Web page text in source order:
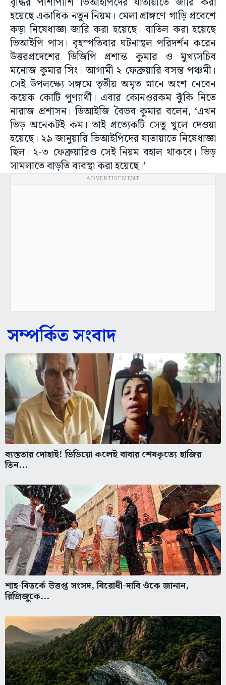
হয়েছে একাধিক নতুন নিয়ম। মেলা প্রাঙ্গণে গাড়ি প্রবেশে
কড়া নিষেধাজ্ঞা জারি করা হয়েছে। বাতিল করা হয়েছে
ভিআইপি পাস। বৃহস্পতিবার ঘটনাস্থল পরিদর্শন করেন
উত্তরপ্রদেশের ডিজিপি প্রশান্ত কুমার ও মুখ্যসচিব
মনোজ কুমার সিং। আগামী ২ ফেব্রুয়ারি বসন্ত পঞ্চমী।
সেই উপলক্ষ্যে সঙ্গমে তৃতীয় অমৃত স্নানে অংশ নেবেন
কয়েক কোটি পুণ্যার্থী। এবার কোনওরকম ঝুঁকি নিতে
নারাজ প্রশাসন। ডিআইজি বৈভব কুমার বলেন, ‘এখন
ভিড় অনেকটই কম। তাই প্রত্যেকটি সেতু খুলে দেওয়া
হয়েছে। ২৯ জানুয়ারি ভিআইপিদের যাতায়াতে নিষেধাজ্ঞা
ছিল। ২-৩ ফেব্রুয়ারিও সেই নিয়ম বহাল থাকবে। ভিড়
সামলাতে বাড়তি ব্যবস্থা করা হয়েছে।’
ADVERTISEMENT
সম্পর্কিত সংবাদ
ব্যস্ততার দোহাই! ভিডিয়ো কলেই বাবার শেষকৃত্যে হাজির
তিন...
শাহ-বিতর্কে উত্তপ্ত সংসদ, বিরোধী-দাবি ওঁকে জানান,
রিজিজুকে...